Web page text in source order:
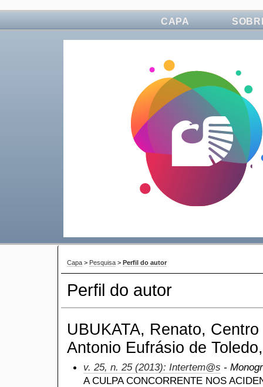
CAPA
Capa > Pesquisa > Perfil do autor
Perfil do autor
UBUKATA, Renato,
Antonio Eufrásio de
v. 25, n. 25 (2013): Intertem@s -
A CULPA CONCORRENTE NOS